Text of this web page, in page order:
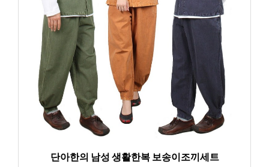
단아한의 남성 생활한복 보송이조끼세트